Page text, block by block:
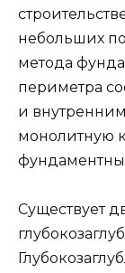
небольших
метода
периметра
и
монолитную
Существует